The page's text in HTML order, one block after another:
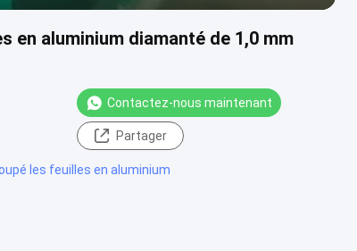
en aluminium diamanté de 1,0 mm
Contactez-nous maintenant
Partager
les feuilles en aluminium